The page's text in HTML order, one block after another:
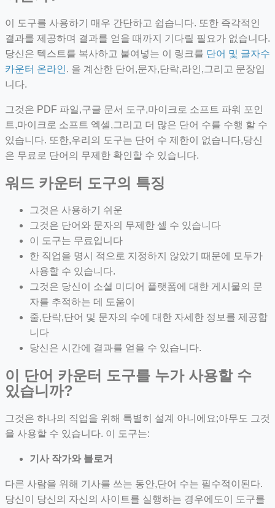
이 도구를 사용하기 매우 간단하고 쉽습니다. 또한 즉각적인
결과를 제공하며 결과를 얻을 때까지 기다릴 필요가 없습니다.
당신은 텍스트를 복사하고 붙여넣는 이 링크를 단어 및 글자수
카운터 온라인 . 을 계산한 단어,문자,단락,라인,그리고 문장입
니다.
그것은 PDF 파일,구글 문서 도구,마이크로 소프트 파워 포인
트,마이크로 소프트 엑셀,그리고 더 많은 단어 수를 수행 할 수
있습니다. 또한,우리의 도구는 단어 수 제한이 없습니다,당신
은 무료로 단어의 무제한 확인할 수 있습니다.
워드 카운터 도구의 특징
그것은 사용하기 쉬운
그것은 단어와 문자의 무제한 셀 수 있습니다
이 도구는 무료입니다
한 직업을 명시 적으로 지정하지 않았기 때문에 모두가
사용할 수 있습니다.
그것은 당신이 소셜 미디어 플랫폼에 대한 게시물의 문
자를 추적하는 데 도움이
줄,단락,단어 및 문자의 수에 대한 자세한 정보를 제공합
니다
당신은 시간에 결과를 얻을 수 있습니다.
이 단어 카운터 도구를 누가 사용할 수
있습니까?
그것은 하나의 직업을 위해 특별히 설계 아니에요;아무도 그것
을 사용할 수 있습니다. 이 도구는:
기사 작가와 블로거
다른 사람을 위해 기사를 쓰는 동안,단어 수는 필수적이된다.
당신이 당신의 자신의 사이트를 실행하는 경우에도이 도구를